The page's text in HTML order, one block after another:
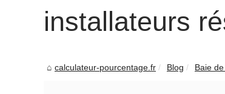
installateurs
calculateur-pourcentage.fr Blog Baie